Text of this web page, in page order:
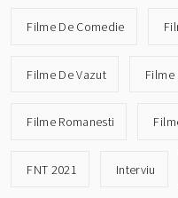
Filme De Comedie
Filme De Vazut Filme
Filme Romanesti
FNT 2021 Interviu